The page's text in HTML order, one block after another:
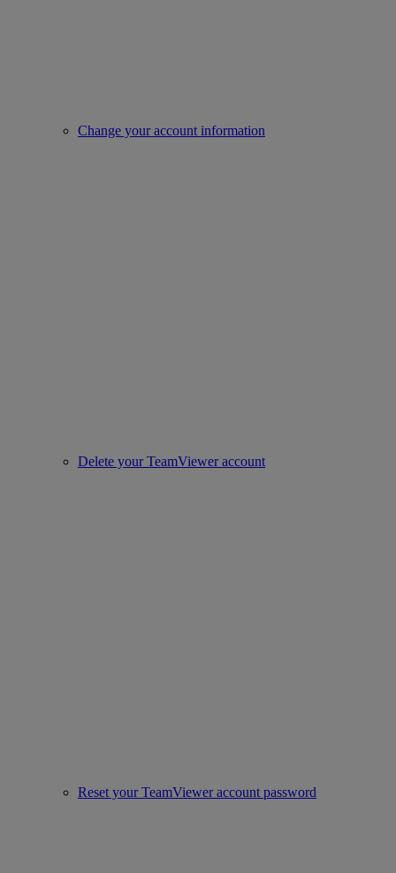
Change your account information
Delete your TeamViewer account
Reset your TeamViewer account password